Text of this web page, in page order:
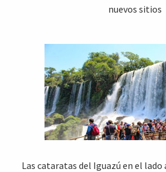
nuevos sitios
Las cataratas del Iguazú en el